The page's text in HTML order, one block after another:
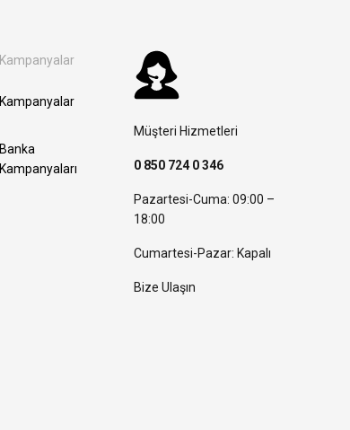
Kampanyalar
Kampanyalar
Banka
Kampanyaları
Müşteri Hizmetleri
0 850 724 0 346
Pazartesi-Cuma: 09:00 –
18:00
Cumartesi-Pazar: Kapalı
Bize Ulaşın